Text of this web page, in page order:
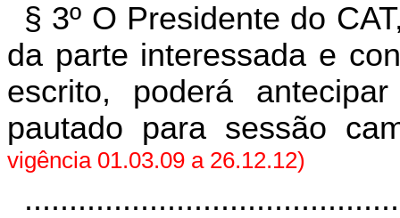
§ 3º O Presidente do
da parte interessada e
escrito, poderá
pautado para sessão
vigência 01.03.09 a 26.12.12)